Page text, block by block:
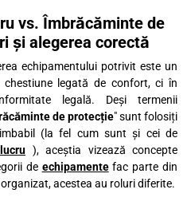
vs. Îmbrăcăminte de
și alegerea corectă
echipamentului potrivit este un
legată de confort, ci în
legală. Deși termenii
de protecție" sunt folosiți
(la fel cum sunt și cei de
), aceștia vizează concepte
de echipamente fac parte din
acestea au roluri diferite.